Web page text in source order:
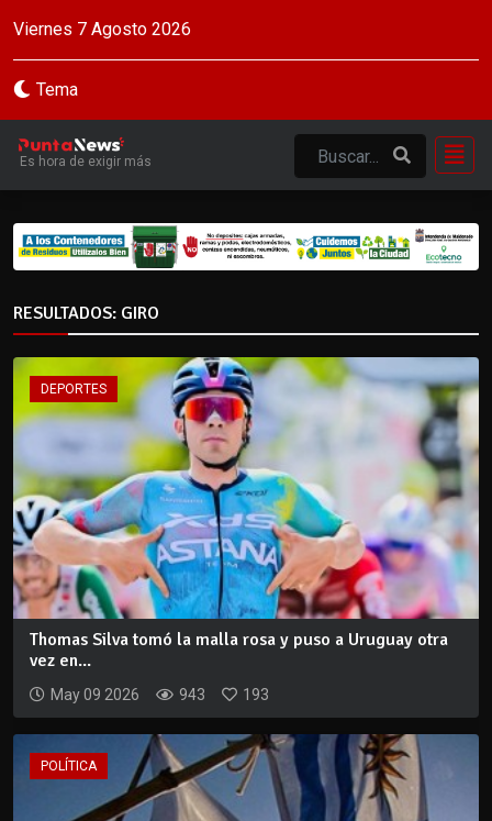
Viernes 7 Agosto 2026
Tema
Es hora de exigir más
RESULTADOS: GIRO
DEPORTES
Thomas Silva tomó la malla rosa y puso a Uruguay otra
vez en...
May 09 2026 943 193
POLÍTICA